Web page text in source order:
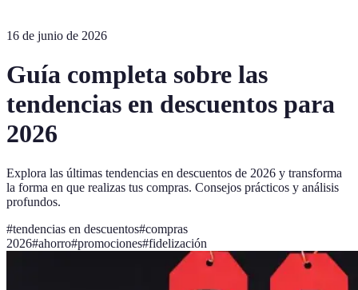
16 de junio de 2026
Guía completa sobre las
tendencias en descuentos para
2026
Explora las últimas tendencias en descuentos de 2026 y transforma
la forma en que realizas tus compras. Consejos prácticos y análisis
profundos.
#tendencias en descuentos#compras
2026#ahorro#promociones#fidelización